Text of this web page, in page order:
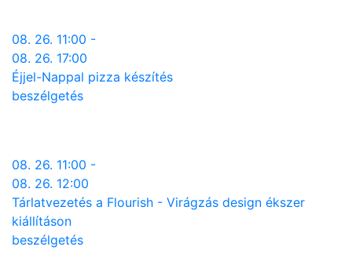
08. 26. 11:00 -
08. 26. 17:00
Éjjel-Nappal pizza készítés
beszélgetés
08. 26. 11:00 -
08. 26. 12:00
Tárlatvezetés a Flourish - Virágzás design ékszer
kiállításon
beszélgetés